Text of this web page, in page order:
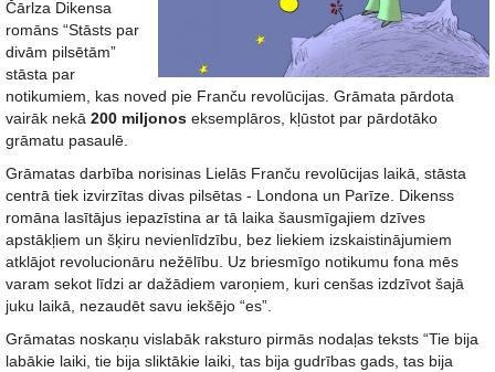
Čārlza Dikensa
romāns “Stāsts par
divām pilsētām”
stāsta par
notikumiem, kas noved pie Franču revolūcijas. Grāmata pārdota
vairāk nekā 200 miljonos eksemplāros, kļūstot par pārdotāko
grāmatu pasaulē.
Grāmatas darbība norisinas Lielās Franču revolūcijas laikā, stāsta
centrā tiek izvirzītas divas pilsētas - Londona un Parīze. Dikenss
romāna lasītājus iepazīstina ar tā laika šausmīgajiem dzīves
apstākļiem un šķiru nevienlīdzību, bez liekiem izskaistinājumiem
atklājot revolucionāru nežēlību. Uz briesmīgo notikumu fona mēs
varam sekot līdzi ar dažādiem varoņiem, kuri cenšas izdzīvot šajā
juku laikā, nezaudēt savu iekšējo “es”.
Grāmatas noskaņu vislabāk raksturo pirmās nodaļas teksts “Tie bija
labākie laiki, tie bija sliktākie laiki, tas bija gudrības gads, tas bija